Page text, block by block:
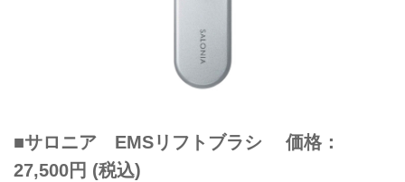
■サロニア EMSリフトブラシ 価格：
27,500円 (税込)